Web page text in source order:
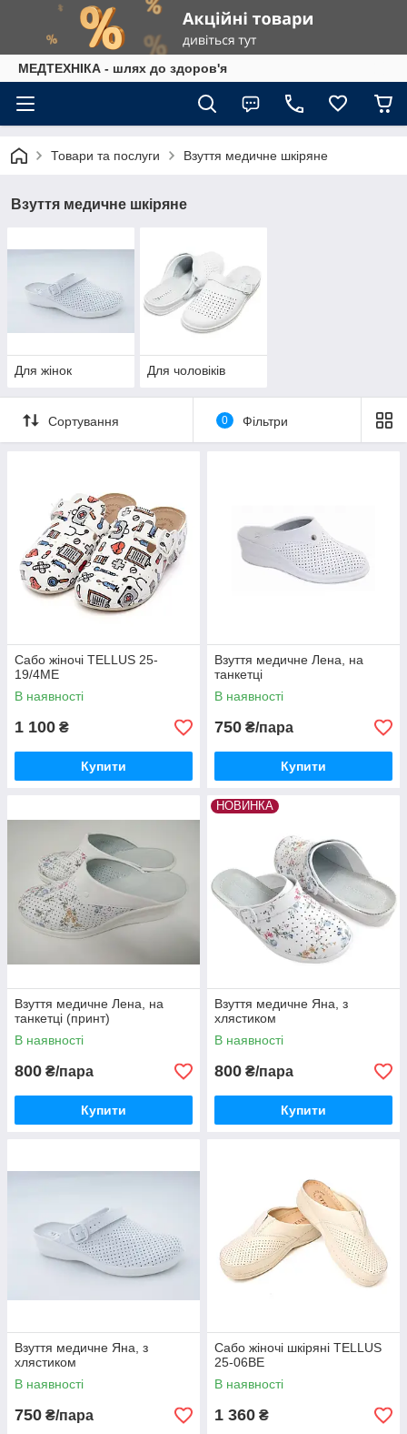
МЕДТЕХНІКА - шлях до здоров'я
Товари та послуги Взуття медичне шкіряне
Взуття медичне шкіряне
Для жінок Для чоловіків
Сортування 0 Фільтри
Сабо жіночі TELLUS 25-
19/4ME
В наявності
1 100 ₴
Купити
Взуття медичне Лена, на
танкетці
В наявності
750 ₴/пара
Купити
Взуття медичне Лена, на
танкетці (принт)
В наявності
800 ₴/пара
Купити
НОВИНКА
Взуття медичне Яна, з
хлястиком
В наявності
800 ₴/пара
Купити
Взуття медичне Яна, з
хлястиком
В наявності
750 ₴/пара
Сабо жіночі шкіряні TELLUS
25-06BE
В наявності
1 360 ₴